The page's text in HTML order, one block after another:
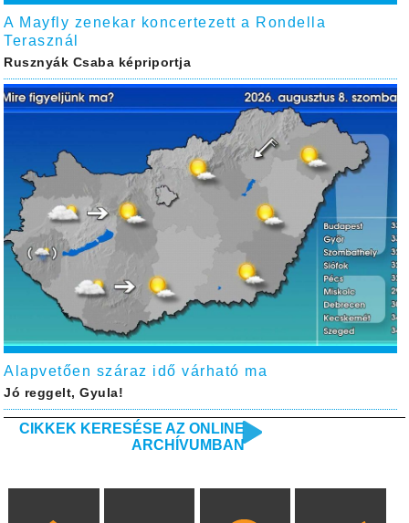
A Mayfly zenekar koncertezett a Rondella
Terasznál
Rusznyák Csaba képriportja
Alapvetően száraz idő várható ma
Jó reggelt, Gyula!
CIKKEK KERESÉSE AZ ONLINE
ARCHÍVUMBAN